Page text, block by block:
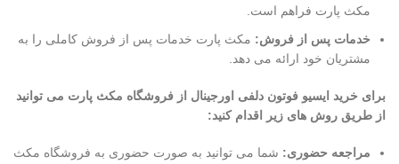
مکث پارت فراهم است.
خدمات پس از فروش: مکث پارت خدمات پس از فروش کاملی را به
مشتریان خود ارائه می دهد.
برای خرید ایسیو فوتون دلفی اورجینال از فروشگاه مکث پارت می توانید
از طریق روش های زیر اقدام کنید:
مراجعه حضوری: شما می توانید به صورت حضوری به فروشگاه مکث